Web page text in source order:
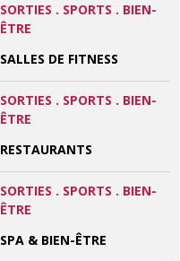
SORTIES . SPORTS . BIEN-
ÊTRE
SALLES DE FITNESS
SORTIES . SPORTS . BIEN-
ÊTRE
RESTAURANTS
SORTIES . SPORTS . BIEN-
ÊTRE
SPA & BIEN-ÊTRE